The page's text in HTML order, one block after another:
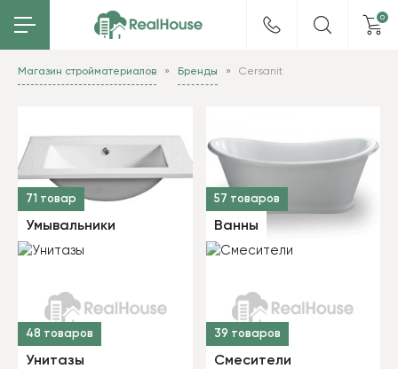
0
Магазин стройматериалов Бренды Cersanit
71 товар
Умывальники
57 товаров
Ванны
48 товаров
Унитазы
39 товаров
Смесители